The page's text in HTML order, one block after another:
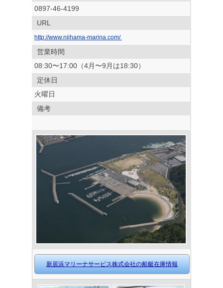
0897-46-4199
URL
http://www.niihama-marina.com/
営業時間
08:30〜17:00（4月〜9月は18:30）
定休日
火曜日
備考
新居浜マリーナサービス株式会社の船艇在庫情報